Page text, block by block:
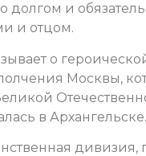
долгом и
и отцом.
о
Москвы,
в Архангельске.
дивизия,